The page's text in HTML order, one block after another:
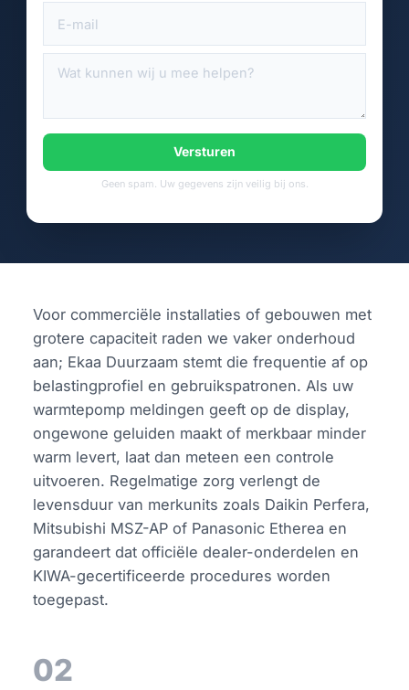
Versturen
Geen spam. Uw gegevens zijn veilig bij ons.
Voor commerciële installaties of gebouwen met
grotere capaciteit raden we vaker onderhoud
aan; Ekaa Duurzaam stemt die frequentie af op
belastingprofiel en gebruikspatronen. Als uw
warmtepomp meldingen geeft op de display,
ongewone geluiden maakt of merkbaar minder
warm levert, laat dan meteen een controle
uitvoeren. Regelmatige zorg verlengt de
levensduur van merkunits zoals Daikin Perfera,
Mitsubishi MSZ-AP of Panasonic Etherea en
garandeert dat officiële dealer-onderdelen en
KIWA-gecertificeerde procedures worden
toegepast.
02